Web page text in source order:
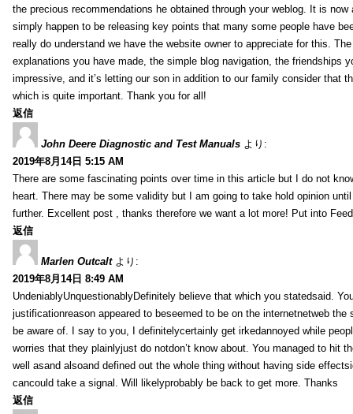
the precious recommendations he obtained through your weblog. It is now
simply happen to be releasing key points that many some people have
really do understand we have the website owner to appreciate for this.
explanations you have made, the simple blog navigation, the friendships
impressive, and it’s letting our son in addition to our family consider that
which is quite important. Thank you for all!
返信
John Deere Diagnostic and Test Manuals より:
2019年8月14日 5:15 AM
There are some fascinating points over time in this article but I do not
heart. There may be some validity but I am going to take hold opinion
further. Excellent post , thanks therefore we want a lot more! Put into
返信
Marlen Outcalt より:
2019年8月14日 8:49 AM
UndeniablyUnquestionablyDefinitely believe that which you statedsaid.
justificationreason appeared to beseemed to be on the internetnetweb
be aware of. I say to you, I definitelycertainly get irkedannoyed while
worries that they plainlyjust do notdon’t know about. You managed to hit
well asand alsoand defined out the whole thing without having side
cancould take a signal. Will likelyprobably be back to get more. Thanks
返信